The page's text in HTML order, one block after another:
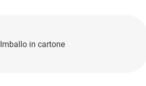
Imballo in cartone